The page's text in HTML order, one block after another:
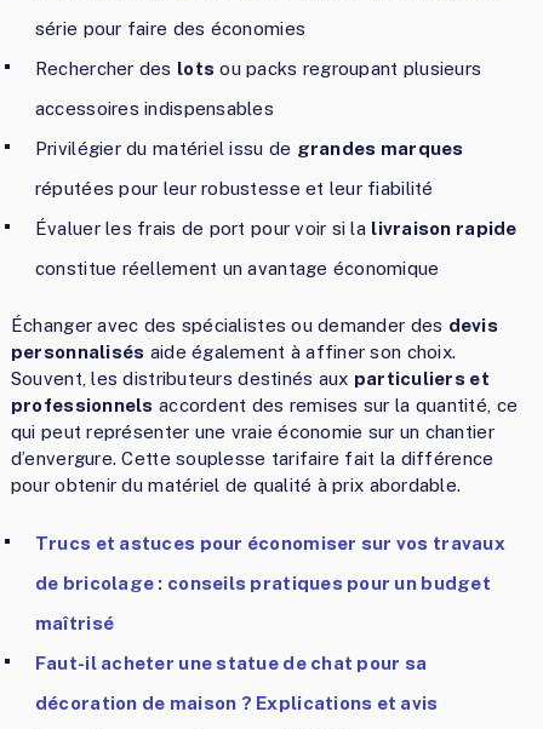
série pour faire des économies
Rechercher des lots ou packs regroupant plusieurs
accessoires indispensables
Privilégier du matériel issu de grandes marques
réputées pour leur robustesse et leur fiabilité
Évaluer les frais de port pour voir si la livraison rapide
constitue réellement un avantage économique
Échanger avec des spécialistes ou demander des devis
personnalisés aide également à affiner son choix.
Souvent, les distributeurs destinés aux particuliers et
professionnels accordent des remises sur la quantité, ce
qui peut représenter une vraie économie sur un chantier
d’envergure. Cette souplesse tarifaire fait la différence
pour obtenir du matériel de qualité à prix abordable.
Trucs et astuces pour économiser sur vos travaux
de bricolage : conseils pratiques pour un budget
maîtrisé
Faut-il acheter une statue de chat pour sa
décoration de maison ? Explications et avis